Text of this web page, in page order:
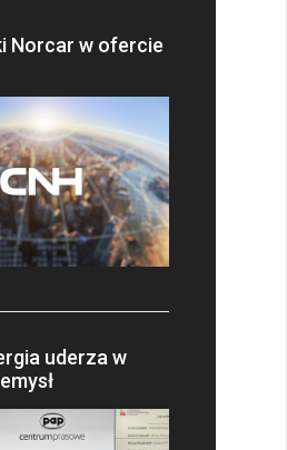
Norcar w ofercie
uderza w